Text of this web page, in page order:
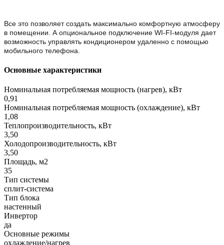
Все это позволяет создать максимально комфортную атмосферу
в помещении. А опциональное подключение WI-FI-модуля дает
возможность управлять кондиционером удаленно с помощью
мобильного телефона.
Основные характеристики
Номинальная потребляемая мощность (нагрев), кВт
0,91
Номинальная потребляемая мощность (охлаждение), кВт
1,08
Теплопроизводительность, кВт
3,50
Холодопроизводительность, кВт
3,50
Площадь, м2
35
Тип системы
сплит-система
Тип блока
настенный
Инвертор
да
Основные режимы
охлаждение/нагрев